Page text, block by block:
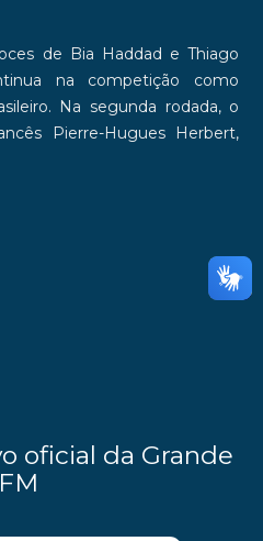
de Bia Haddad eThiago
na competição como
. Na segunda rodada, o
Pierre-Hugues Herbert,
oficial da Grande
FM